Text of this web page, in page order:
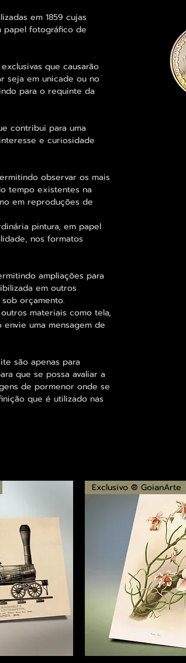
em 1859 cujas
papel fotográfico de
que causarão
seja em unicade ou no
para o requinte da
contribui para uma
e curiosidade
observar os mais
tempo existentes na
em reproduções de
pintura, em papel
nos formatos
ampliações para
em outros
orçamento.
materiais como tela,
uma mensagem de
são apenas para
que se possa avaliar a
de pormenor onde se
que é utilizado nas
Exclusivo ® GoianArte